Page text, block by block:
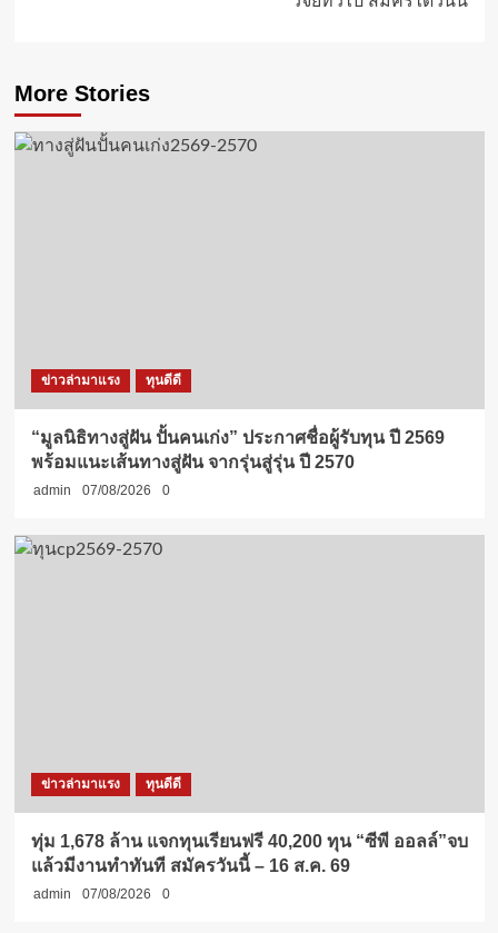
More Stories
ข่าวล่ามาแรง ทุนดีดี
“มูลนิธิทางสู่ฝัน ปั้นคนเก่ง” ประกาศชื่อผู้รับทุน ปี 2569
พร้อมแนะเส้นทางสู่ฝัน จากรุ่นสู่รุ่น ปี 2570
admin 07/08/2026 0
ข่าวล่ามาแรง ทุนดีดี
ทุ่ม 1,678 ล้าน แจกทุนเรียนฟรี 40,200 ทุน “ซีพี ออลล์”จบ
แล้วมีงานทำทันที สมัครวันนี้ – 16 ส.ค. 69
admin 07/08/2026 0